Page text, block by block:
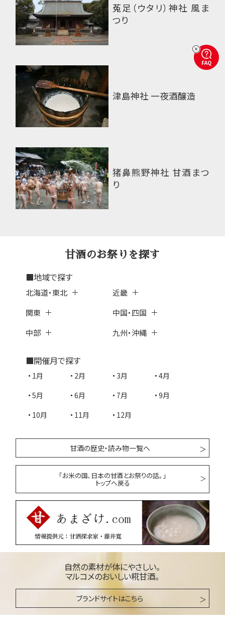
菟足（ウタリ）神社 風ま
つり
津島神社 一夜酒醸造
猪鼻熊野神社 甘酒まつ
り
甘酒のお祭りを探す
■地域で探す
北海道・東北
関東
中部
近畿
中国・四国
九州・沖縄
■開催月で探す
1月 2月 3月
4月
5月
6月 7月
9月
10月
11月 12月
甘酒の歴史・読み物一覧へ
「お米の国、日本の甘酒とお祭りの話。」
トップへ戻る
自然の素材が体にやさしい。
マルコメのおいしい糀甘酒。
ブランドサイトはこちら
FAQ